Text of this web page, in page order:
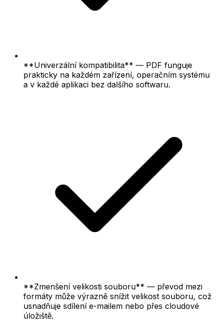
**Univerzální kompatibilita** — PDF funguje
prakticky na každém zařízení, operačním systému
a v každé aplikaci bez dalšího softwaru.
**Zmenšení velikosti souboru** — převod mezi
formáty může výrazně snížit velikost souboru, což
usnadňuje sdílení e-mailem nebo přes cloudové
úložiště.